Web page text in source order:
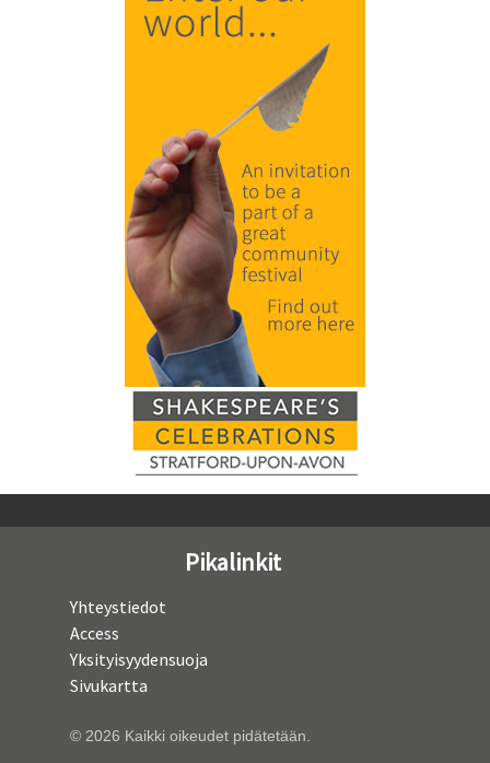
Pikalinkit
Yhteystiedot
Access
Yksityisyydensuoja
Sivukartta
© 2026 Kaikki oikeudet pidätetään.